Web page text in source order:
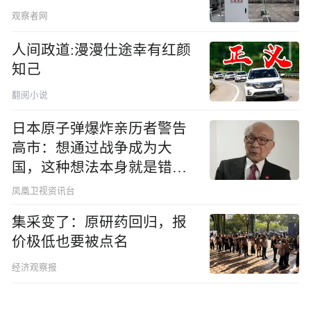
观察者网
人间政道:漫漫仕途幸有红颜
知己
翻阅小说
日本原子弹爆炸亲历者警告
高市：想通过战争成为大
国，这种想法本身就是错误
的
凤凰卫视资讯台
集采变了：原研药回归，报
价极低也要被点名
经济观察报